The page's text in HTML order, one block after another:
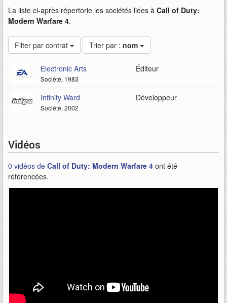
La liste ci-après répertorie les sociétés liées à Call of Duty:
Modern Warfare 4.
Filter par contrat Trier par : nom
Electronic Arts
Société, 1983
Éditeur
Infinity Ward
Société, 2002
Développeur
Vidéos
0 vidéos de Call of Duty: Modern Warfare 4 ont été
référencées.